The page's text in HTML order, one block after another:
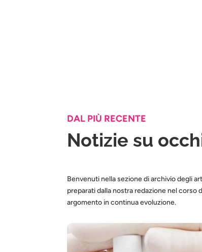
DAL PIÙ RECENTE
Notizie su
Benvenuti nella sezione di archivio degli
preparati dalla nostra redazione nel
argomento in continua evoluzione.